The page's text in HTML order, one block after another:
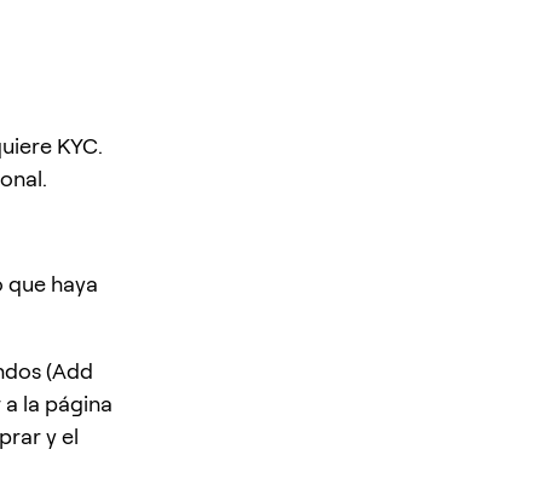
KYC.
que haya
(Add
la página
y el